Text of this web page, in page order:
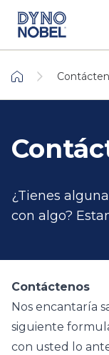
¿Tienes
con algo?
Contáctenos
Nos encantaría
siguiente
con usted lo